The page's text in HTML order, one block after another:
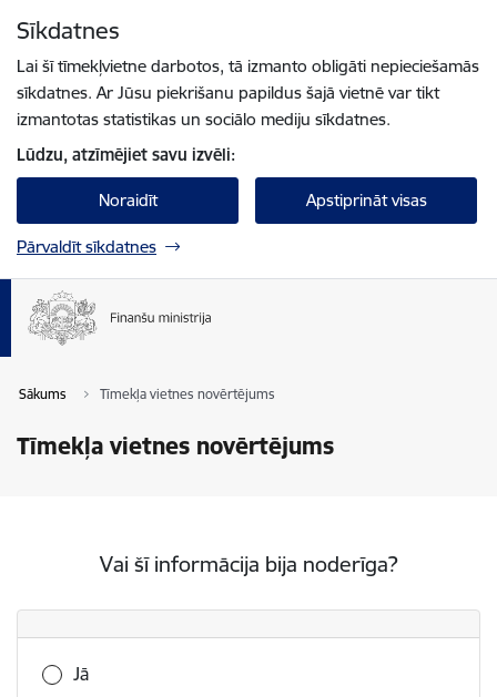
Sīkdatnes
Lai šī tīmekļvietne darbotos, tā izmanto obligāti nepieciešamās
sīkdatnes. Ar Jūsu piekrišanu papildus šajā vietnē var tikt
izmantotas statistikas un sociālo mediju sīkdatnes.
Lūdzu, atzīmējiet savu izvēli:
Noraidīt Apstiprināt visas
Pārvaldīt sīkdatnes
Sākums Tīmekļa vietnes novērtējums
Tīmekļa vietnes novērtējums
Vai šī informācija bija noderīga?
Vai šī informācija bija noderīga?
Jā